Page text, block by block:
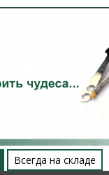
Всегда на складе